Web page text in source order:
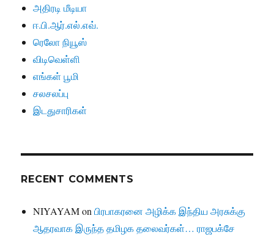
அதிரடி மீடியா
ஈ.பி.ஆர்.எல்.எவ்.
ரெலோ நியூஸ்
விடிவெள்ளி
எங்கள் பூமி
சலசலப்பு
இடதுசாரிகள்
RECENT COMMENTS
NIYAYAMonபிரபாகரனை அழிக்க இந்திய அரசுக்கு
ஆதரவாக இருந்த தமிழக தலைவர்கள்… ராஜபக்சே